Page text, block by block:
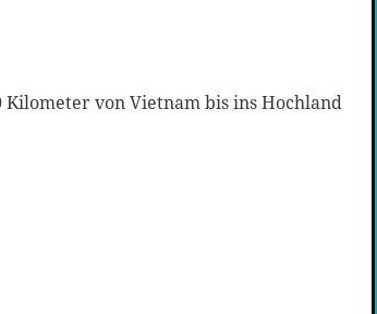
Kilometer von Vietnam bis ins Hochland